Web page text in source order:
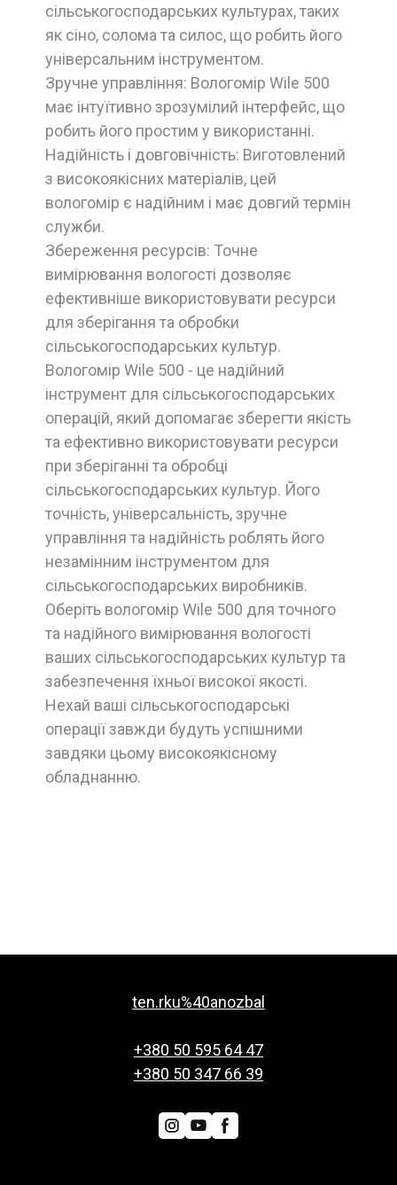
сільськогосподарських культурах, таких
як сіно, солома та силос, що робить його
універсальним інструментом.
Зручне управління: Вологомір Wile 500
має інтуїтивно зрозумілий інтерфейс, що
робить його простим у використанні.
Надійність і довговічність: Виготовлений
з високоякісних матеріалів, цей
вологомір є надійним і має довгий термін
служби.
Збереження ресурсів: Точне
вимірювання вологості дозволяє
ефективніше використовувати ресурси
для зберігання та обробки
сільськогосподарських культур.
Вологомір Wile 500 - це надійний
інструмент для сільськогосподарських
операцій, який допомагає зберегти якість
та ефективно використовувати ресурси
при зберіганні та обробці
сільськогосподарських культур. Його
точність, універсальність, зручне
управління та надійність роблять його
незамінним інструментом для
сільськогосподарських виробників.
Оберіть вологомір Wile 500 для точного
та надійного вимірювання вологості
ваших сільськогосподарських культур та
забезпечення їхньої високої якості.
Нехай ваші сільськогосподарські
операції завжди будуть успішними
завдяки цьому високоякісному
обладнанню.
ten.rku%40anozbal
+380 50 595 64 47
+380 50 347 66 39